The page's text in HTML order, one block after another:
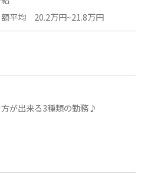
均 20.2万円~21.8万円
が出来る3種類の勤務♪